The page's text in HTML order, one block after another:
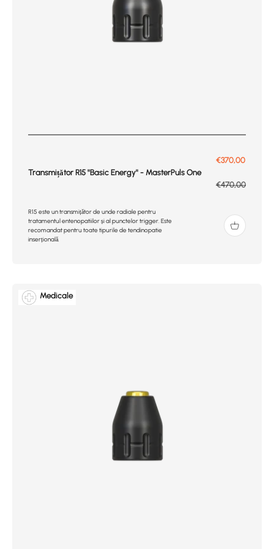
Transmițător R15 ''Basic Energy'' - MasterPuls One
Prix de vente
€370,00
Prix normal
€470,00
R15 este un transmițător de unde radiale pentru
tratamentul entenopatiilor și al punctelor trigger. Este
recomandat pentru toate tipurile de tendinopatie
inserțională.
Medicale